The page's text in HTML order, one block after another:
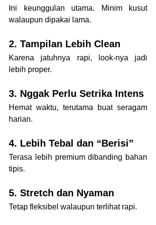
Ini keunggulan utama. Minim kusut
walaupun dipakai lama.
2. Tampilan Lebih Clean
Karena jatuhnya rapi, look-nya jadi
lebih proper.
3. Nggak Perlu Setrika Intens
Hemat waktu, terutama buat seragam
harian.
4. Lebih Tebal dan “Berisi”
Terasa lebih premium dibanding bahan
tipis.
5. Stretch dan Nyaman
Tetap fleksibel walaupun terlihat rapi.